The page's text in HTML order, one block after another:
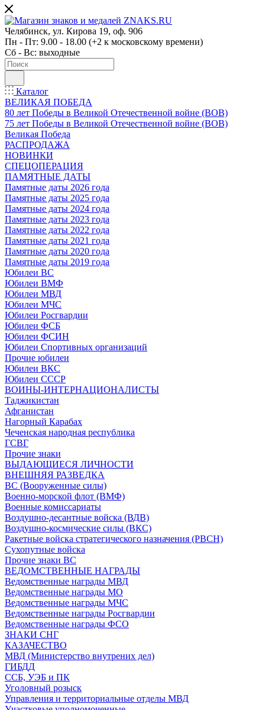
Челябинск, ул. Кирова 19, оф. 906
Пн - Пт: 9.00 - 18.00 (+2 к московскому времени)
Сб - Вс: выходные
Каталог
ВЕЛИКАЯ ПОБЕДА
80 лет Победы в Великой Отечественной войне (ВОВ)
75 лет Победы в Великой Отечественной войне (ВОВ)
Великая Победа
РАСПРОДАЖА
НОВИНКИ
СПЕЦОПЕРАЦИЯ
ПАМЯТНЫЕ ДАТЫ
Памятные даты 2026 года
Памятные даты 2025 года
Памятные даты 2024 года
Памятные даты 2023 года
Памятные даты 2022 года
Памятные даты 2021 года
Памятные даты 2020 года
Памятные даты 2019 года
Юбилеи ВС
Юбилеи ВМФ
Юбилеи МВД
Юбилеи МЧС
Юбилеи Росгвардии
Юбилеи ФСБ
Юбилеи ФСИН
Юбилеи Спортивных организаций
Прочие юбилеи
Юбилеи ВКС
Юбилеи СССР
ВОИНЫ-ИНТЕРНАЦИОНАЛИСТЫ
Таджикистан
Афганистан
Нагорный Карабах
Чеченская народная республика
ГСВГ
Прочие знаки
ВЫДАЮЩИЕСЯ ЛИЧНОСТИ
ВНЕШНЯЯ РАЗВЕДКА
ВС (Вооруженные силы)
Военно-морской флот (ВМФ)
Военные комиссариаты
Воздушно-десантные войска (ВДВ)
Воздушно-космические силы (ВКС)
Ракетные войска стратегического назначения (РВСН)
Сухопутные войска
Прочие знаки ВС
ВЕДОМСТВЕННЫЕ НАГРАДЫ
Ведомственные награды МВД
Ведомственные награды МО
Ведомственные награды МЧС
Ведомственные награды Росгвардии
Ведомственные награды ФСО
ЗНАКИ СНГ
КАЗАЧЕСТВО
МВД (Министерство внутрених дел)
ГИБДД
ССБ, УЭБ и ПК
Уголовный розыск
Управления и территориальные отделы МВД